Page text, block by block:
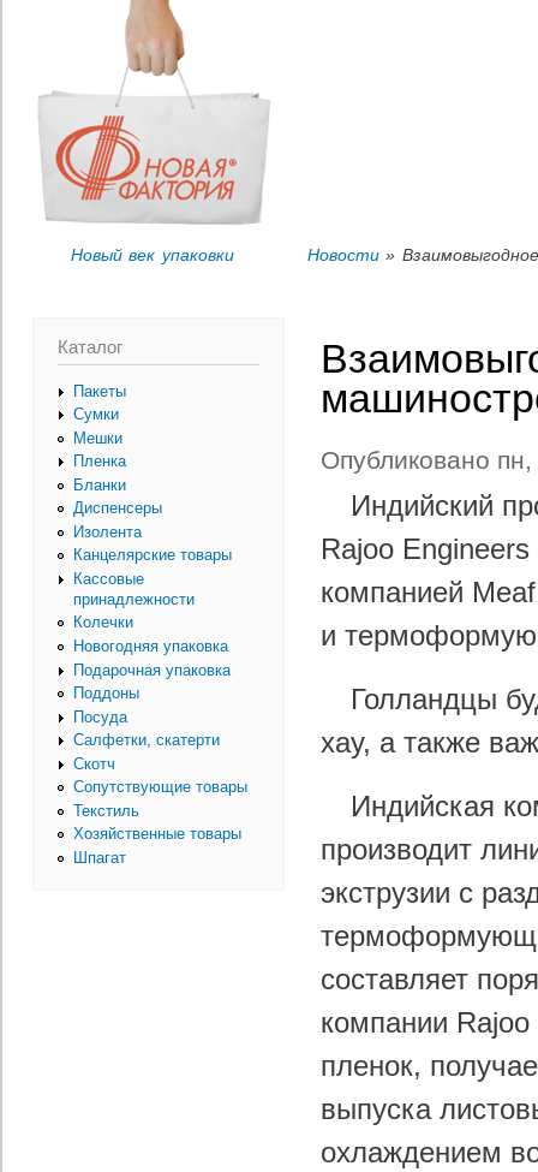
Новый век упаковки Новости »
Каталог
Пакеты
Сумки
Мешки
Пленка
Бланки
Диспенсеры
Изолента
Канцелярские товары
Кассовые
принадлежности
Колечки
Новогодняя упаковка
Подарочная упаковка
Поддоны
Посуда
Салфетки, скатерти
Скотч
Сопутствующие товары
Текстиль
Хозяйственные товары
Шпагат
Опубликовано
Индийский
Rajoo
компанией
и
Голландцы
хау, а также
Индийская
производит
экструзии с
составляет
компании
пленок,
выпуска
охлаждением